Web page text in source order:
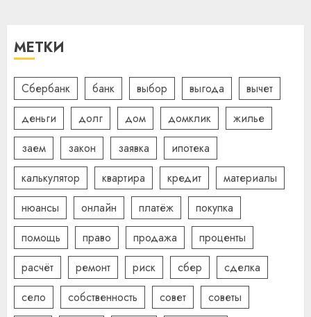
МЕТКИ
Сбербанк банк выбор выгода
вычет
деньги
долг дом домклик
жилье
заем
закон заявка
ипотека
калькулятор
квартира кредит
материалы
нюансы
онлайн платёж
покупка
помощь
право продажа
проценты
расчёт
ремонт риск сбер
сделка
село
собственность совет
советы